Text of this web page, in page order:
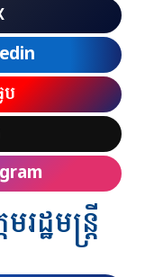
ដ្ឋមន្ត្រី